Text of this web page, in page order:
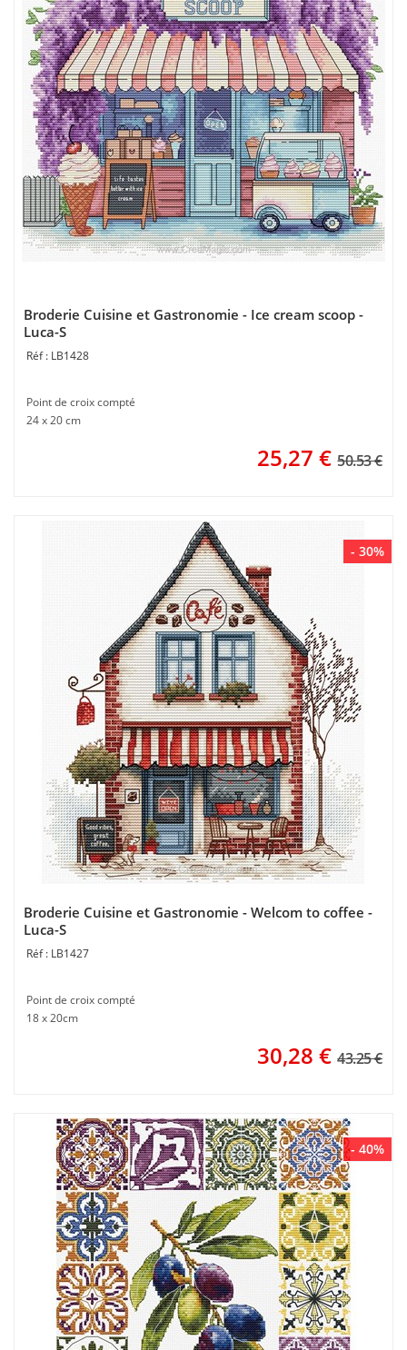
Broderie Cuisine et Gastronomie - Ice cream scoop -
Luca-S
LB1428
Point de croix compté
24 x 20 cm
25,27 € 50.53 €
- 30%
Broderie Cuisine et Gastronomie - Welcom to coffee -
Luca-S
LB1427
Point de croix compté
18 x 20cm
30,28 € 43.25 €
- 40%